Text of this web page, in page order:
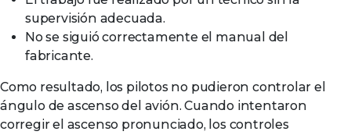
supervisión adecuada.
No se siguió correctamente el manual del
fabricante.
Como resultado, los pilotos no pudieron controlar el
ángulo de ascenso del avión. Cuando intentaron
corregir el ascenso pronunciado, los controles